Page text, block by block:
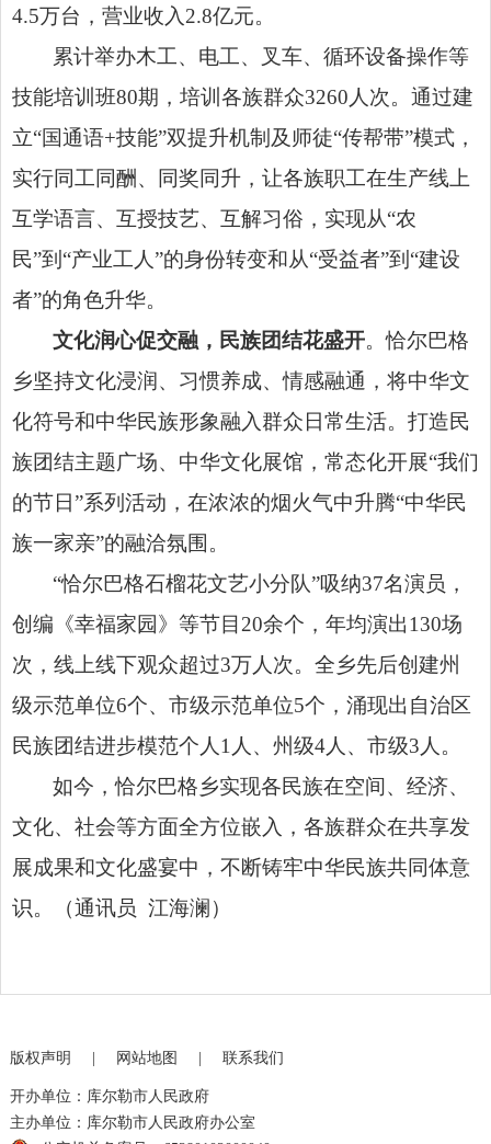
4.5万台，营业收入2.8亿元。
累计举办木工、电工、叉车、循环设备操作等
技能培训班80期，培训各族群众3260人次。通过建
立“国通语+技能”双提升机制及师徒“传帮带”模式，
实行同工同酬、同奖同升，让各族职工在生产线上
互学语言、互授技艺、互解习俗，实现从“农
民”到“产业工人”的身份转变和从“受益者”到“建设
者”的角色升华。
文化润心促交融，民族团结花盛开。恰尔巴格
乡坚持文化浸润、习惯养成、情感融通，将中华文
化符号和中华民族形象融入群众日常生活。打造民
族团结主题广场、中华文化展馆，常态化开展“我们
的节日”系列活动，在浓浓的烟火气中升腾“中华民
族一家亲”的融洽氛围。
“恰尔巴格石榴花文艺小分队”吸纳37名演员，
创编《幸福家园》等节目20余个，年均演出130场
次，线上线下观众超过3万人次。全乡先后创建州
级示范单位6个、市级示范单位5个，涌现出自治区
民族团结进步模范个人1人、州级4人、市级3人。
如今，恰尔巴格乡实现各民族在空间、经济、
文化、社会等方面全方位嵌入，各族群众在共享发
展成果和文化盛宴中，不断铸牢中华民族共同体意
识。（通讯员 江海澜）
版权声明 | 网站地图 | 联系我们
开办单位：库尔勒市人民政府
主办单位：库尔勒市人民政府办公室